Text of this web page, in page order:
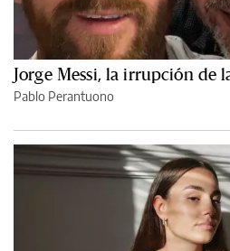
Jorge Messi, la irrupción de
Pablo Perantuono